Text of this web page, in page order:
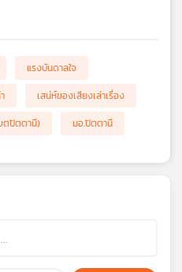
แรงบันดาลใจ
เสน่ห์ของเสียงเล่าเรื่อง
ตปัตตานี)
มอ.ปัตตานี